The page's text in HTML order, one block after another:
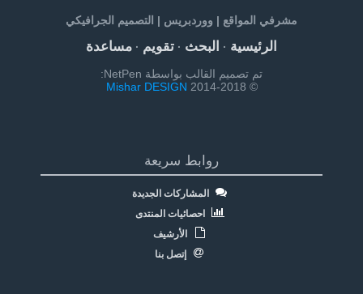
مشرفي المواقع | ووردبريس | التصميم الجرافيكي
الرئيسية· البحث· تقويم· مساعدة
تم تصميم القالب بواسطة NetPen:
© 2014-2018
Mishar DESIGN
روابط سريعة
المشاركات الجديدة
احصائيات المنتدى
الأرشيف
إتصل بنا